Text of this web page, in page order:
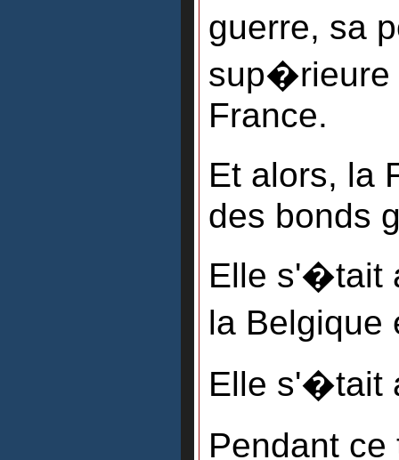
guerre, sa
France.
Et alors, la
des bonds
Elle s'�tait
la
Elle s'�tait
Pendant